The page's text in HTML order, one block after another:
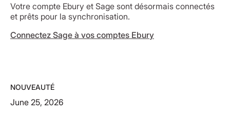
Votre compte Ebury et Sage sont désormais connectés
et prêts pour la synchronisation.
Connectez Sage à vos comptes Ebury
NOUVEAUTÉ
June 25, 2026